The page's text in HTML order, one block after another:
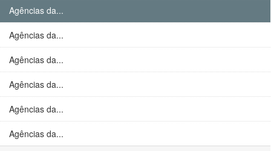
Agências da...
Agências da...
Agências da...
Agências da...
Agências da...
Agências da...